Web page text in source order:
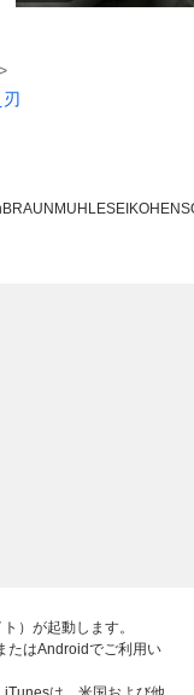
BRAUN MUHLESEIKO
）が起動します。
たはAndroidでご利用い